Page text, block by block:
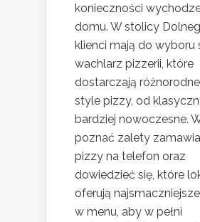
konieczności
domu. W stolicy
klienci mają do wyboru
wachlarz pizzerii, które
dostarczają
style pizzy, od
bardziej nowoczesne.
poznać zalety
pizzy na telefon oraz
dowiedzieć się, które
oferują
w menu, aby w pełni